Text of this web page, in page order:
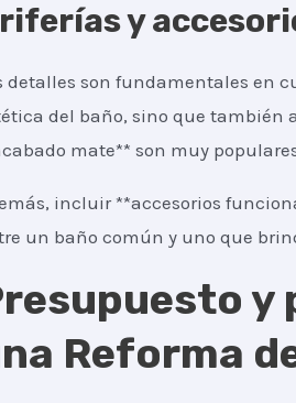
y
detalles son fundamentales en
del baño, sino que también
mate** son muy
incluir **accesorios
un baño común y uno que
y
Reforma